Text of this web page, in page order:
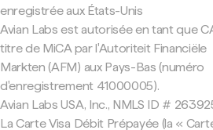
enregistrée aux États-Unis
Avian Labs est autorisée en tant que
titre de MiCA par l'Autoriteit Financiële
Markten (AFM) aux Pays-Bas (numéro
d'enregistrement 41000005).
Avian Labs USA, Inc., NMLS ID #
La Carte Visa Débit Prépayée (la «